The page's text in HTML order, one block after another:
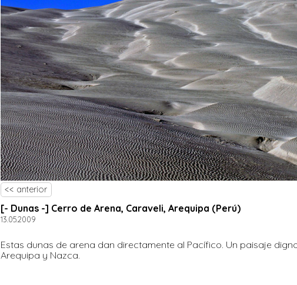
<< anterior
[- Dunas -] Cerro de Arena, Caraveli, Arequipa (Perú)
13.05.2009
Estas dunas de arena dan directamente al Pacífico. Un paisaje
Arequipa y Nazca.